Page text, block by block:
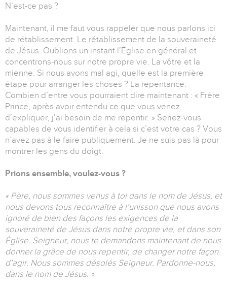
N’est-ce pas ?
Maintenant, il me faut vous rappeler que nous parlons ici
de rétablissement. Le rétablissement de la souveraineté
de Jésus. Oublions un instant l’Église en général et
concentrons-nous sur notre propre vie. La vôtre et la
mienne. Si nous avons mal agi, quelle est la première
étape pour arranger les choses ? La repentance.
Combien d’entre vous pourraient dire maintenant : « Frère
Prince, après avoir entendu ce que vous venez
d’expliquer, j’ai besoin de me repentir. » Seriez-vous
capables de vous identifier à cela si c’est votre cas ? Vous
n’avez pas à le faire publiquement. Je ne suis pas là pour
montrer les gens du doigt.
Prions ensemble, voulez-vous ?
« Père, nous sommes venus à toi dans le nom de Jésus, et
nous devons tous reconnaître à l’unisson que nous avons
ignoré de bien des façons les exigences de la
souveraineté de Jésus dans notre propre vie, et dans son
Église. Seigneur, nous te demandons maintenant de nous
donner la grâce de nous repentir, de changer notre façon
d’agir. Nous sommes désolés Seigneur. Pardonne-nous,
dans le nom de Jésus. »